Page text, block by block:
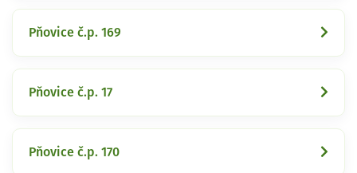
Pňovice č.p. 169
Pňovice č.p. 17
Pňovice č.p. 170